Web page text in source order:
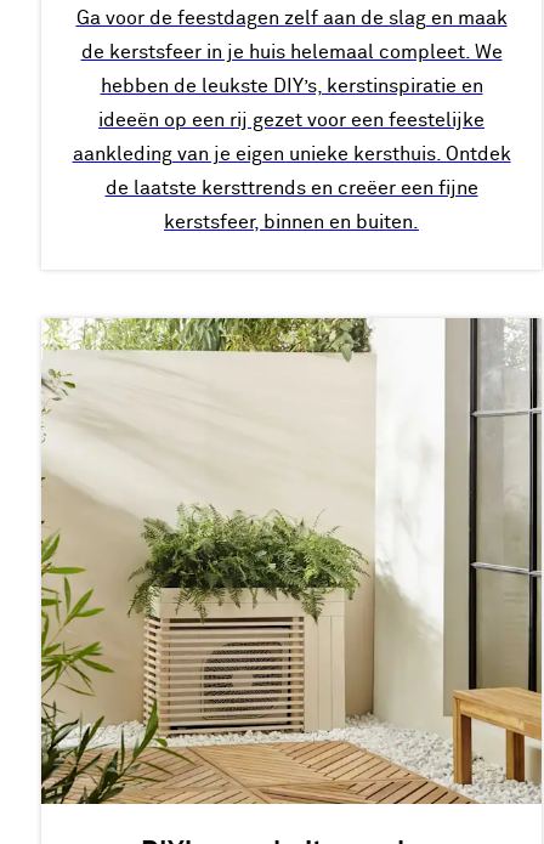
Ga voor de feestdagen zelf aan de slag en maak
de kerstsfeer in je huis helemaal compleet. We
hebben de leukste DIY’s, kerstinspiratie en
ideeën op een rij gezet voor een feestelijke
aankleding van je eigen unieke kersthuis. Ontdek
de laatste kersttrends en creëer een fijne
kerstsfeer, binnen en buiten.